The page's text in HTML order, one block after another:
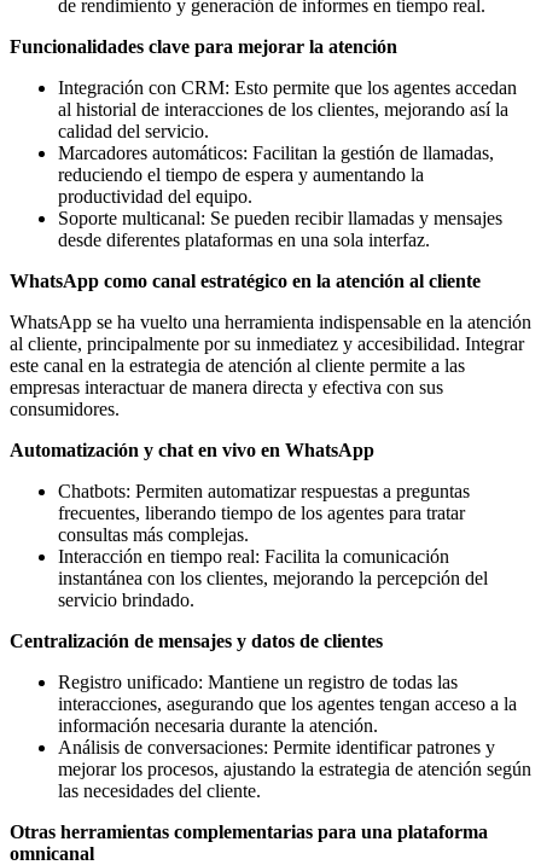
de rendimiento y generación de informes en tiempo real.
Funcionalidades clave para mejorar la atención
Integración con CRM: Esto permite que los agentes accedan
al historial de interacciones de los clientes, mejorando así la
calidad del servicio.
Marcadores automáticos: Facilitan la gestión de llamadas,
reduciendo el tiempo de espera y aumentando la
productividad del equipo.
Soporte multicanal: Se pueden recibir llamadas y mensajes
desde diferentes plataformas en una sola interfaz.
WhatsApp como canal estratégico en la atención al cliente
WhatsApp se ha vuelto una herramienta indispensable en la atención
al cliente, principalmente por su inmediatez y accesibilidad. Integrar
este canal en la estrategia de atención al cliente permite a las
empresas interactuar de manera directa y efectiva con sus
consumidores.
Automatización y chat en vivo en WhatsApp
Chatbots: Permiten automatizar respuestas a preguntas
frecuentes, liberando tiempo de los agentes para tratar
consultas más complejas.
Interacción en tiempo real: Facilita la comunicación
instantánea con los clientes, mejorando la percepción del
servicio brindado.
Centralización de mensajes y datos de clientes
Registro unificado: Mantiene un registro de todas las
interacciones, asegurando que los agentes tengan acceso a la
información necesaria durante la atención.
Análisis de conversaciones: Permite identificar patrones y
mejorar los procesos, ajustando la estrategia de atención según
las necesidades del cliente.
Otras herramientas complementarias para una plataforma
omnicanal